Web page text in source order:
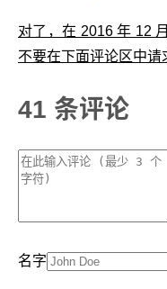
对了，在 2016 年 12
不要在下面评论区中请
41 条评论
名字